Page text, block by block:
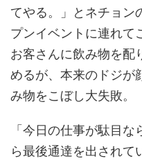
てやる。」とネチョン
プンイベントに連れて
お客さんに飲み物を配
めるが、本来のドジが
み物をこぼし大失敗。
「今日の仕事が駄目
ら最後通達を出されて